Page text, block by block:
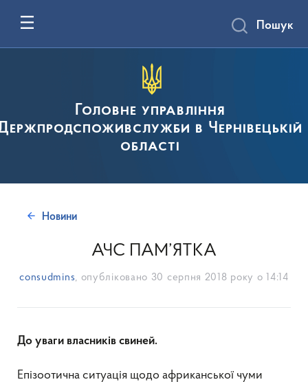
Головне управління
в Чернівецькій
області
Пошук
Новини
АЧС ПАМ’ЯТКА
consudmins, опубліковано 30 серпня 2018 року о 14:14
До уваги власників свиней.
Епізоотична ситуація щодо африканської чуми